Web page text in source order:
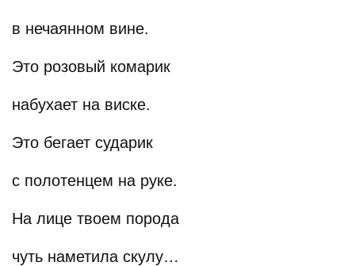
в нечаянном вине.
Это розовый комарик
набухает на виске.
Это бегает сударик
с полотенцем на руке.
На лице твоем порода
чуть наметила скулу…